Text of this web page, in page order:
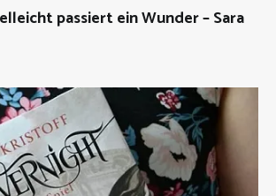
passiert ein Wunder – Sara